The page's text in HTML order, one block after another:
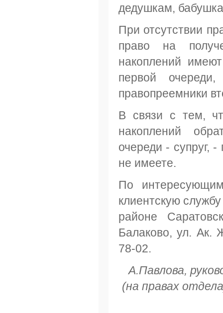
дедушкам,
При отсутствии
право на
накоплений
первой
правопреемники
В связи с тем,
накоплений
очереди - супруг,
не имеете.
По
клиентскую
районе
Балаково, ул. Ак.
78-02.
А.Павлова,
(на правах